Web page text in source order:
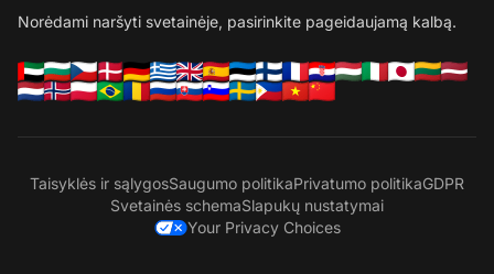
Norėdami naršyti svetainėje, pasirinkite pageidaujamą kalbą.
Taisyklės ir sąlygosSaugumo politikaPrivatumo politikaGDPR
Svetainės schemaSlapukų nustatymai
Your Privacy Choices